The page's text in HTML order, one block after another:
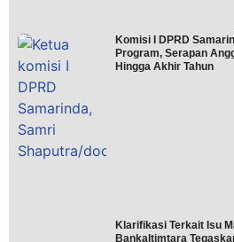
Komisi I DPRD
Program, Serapan
Hingga Akhir Tahun
Klarifikasi Terkait Isu
Bankaltimtara